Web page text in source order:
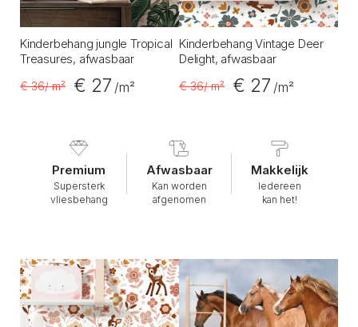
Kinderbehang jungle Tropical
Treasures, afwasbaar
€ 36/ m² € 27 /m²
Kinderbehang Vintage Deer
Delight, afwasbaar
€ 36/ m² € 27 /m²
Premium
Supersterk
vliesbehang
Afwasbaar
Kan worden
afgenomen
Makkelijk
Iedereen
kan het!